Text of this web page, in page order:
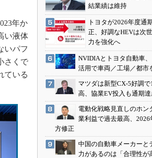
年か
い液体
いパフ
さくで
ている
結業績は維持
トヨタが2026年度通
正、好調なHEVは次
力を強化へ
NVIDIAとトヨタ自動車
活用で車両／工場／都市
マツダは新型CX-5好調
高、協業EV投入も通期
電動化戦略見直しのホン
業利益で過去最高、
方修正
中国の自動車メーカーと
力があるのは「合理性が